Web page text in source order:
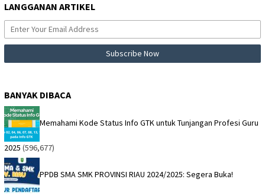
LANGGANAN ARTIKEL
BANYAK DIBACA
Memahami Kode Status Info GTK untuk Tunjangan Profesi Guru
2025 (596,677)
PPDB SMA SMK PROVINSI RIAU 2024/2025: Segera Buka!